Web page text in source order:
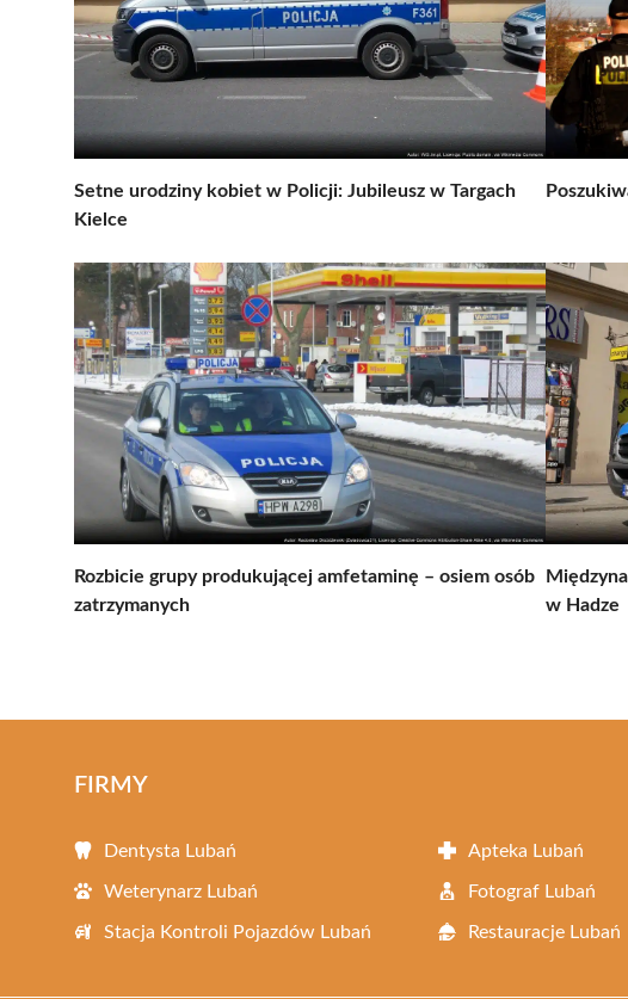
Setne urodziny kobiet w Policji: Jubileusz w Targach
Kielce
Rozbicie grupy produkującej amfetaminę – osiem osób
zatrzymanych
w Hadze
FIRMY
Dentysta Lubań Apteka Lubań
Weterynarz Lubań Fotograf Lubań
Stacja Kontroli Pojazdów Lubań Restauracje Lubań